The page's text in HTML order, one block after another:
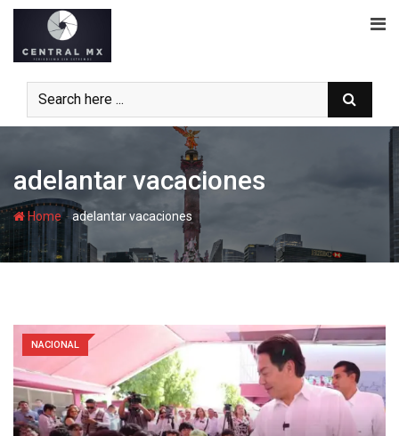
Skip
content
adelantar vacaciones
Home-adelantar vacaciones
NACIONAL